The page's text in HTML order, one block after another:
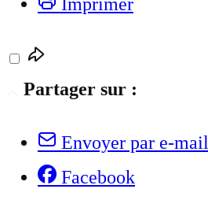
Partager sur :
Envoyer par e-mail
Facebook